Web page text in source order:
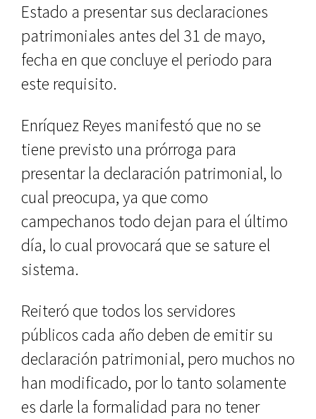
Estado a presentar sus declaraciones
patrimoniales antes del 31 de mayo,
fecha en que concluye el periodo para
este requisito.
Enríquez Reyes manifestó que no se
tiene previsto una prórroga para
presentar la declaración patrimonial, lo
cual preocupa, ya que como
campechanos todo dejan para el último
día, lo cual provocará que se sature el
sistema.
Reiteró que todos los servidores
públicos cada año deben de emitir su
declaración patrimonial, pero muchos no
han modificado, por lo tanto solamente
es darle la formalidad para no tener